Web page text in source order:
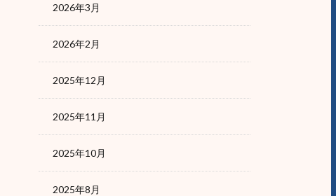
2026年3月
2026年2月
2025年12月
2025年11月
2025年10月
2025年8月